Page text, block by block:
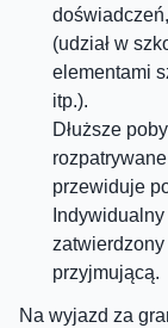
(udział w
elementami
itp.).
Dłuższe
przewiduje
zatwierdzony
przyjmującą.
Na wyjazd za